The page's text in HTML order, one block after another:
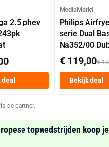
2.5 phev
MediaMarkt
Philips
serie Dual
Na352/00
Mand 9 L Tot 6
Personen
Zwart
€ 119,00€
Bekijk deal
de partner.
topwedstrijden koop